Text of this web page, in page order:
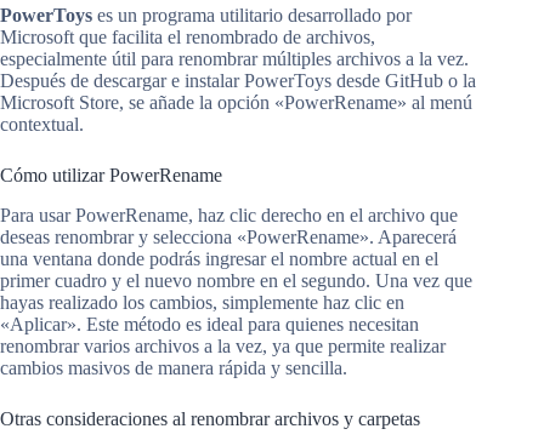
PowerToys es un programa utilitario desarrollado por
Microsoft que facilita el renombrado de archivos,
especialmente útil para renombrar múltiples archivos a la vez.
Después de descargar e instalar PowerToys desde GitHub o la
Microsoft Store, se añade la opción «PowerRename» al menú
contextual.
Cómo utilizar PowerRename
Para usar PowerRename, haz clic derecho en el archivo que
deseas renombrar y selecciona «PowerRename». Aparecerá
una ventana donde podrás ingresar el nombre actual en el
primer cuadro y el nuevo nombre en el segundo. Una vez que
hayas realizado los cambios, simplemente haz clic en
«Aplicar». Este método es ideal para quienes necesitan
renombrar varios archivos a la vez, ya que permite realizar
cambios masivos de manera rápida y sencilla.
Otras consideraciones al renombrar archivos y carpetas